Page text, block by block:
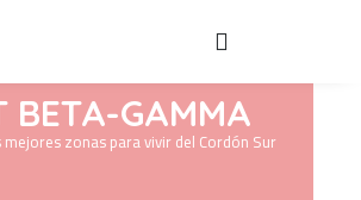
BETA-GAMMA
mejores zonas para vivir del Cordón Sur